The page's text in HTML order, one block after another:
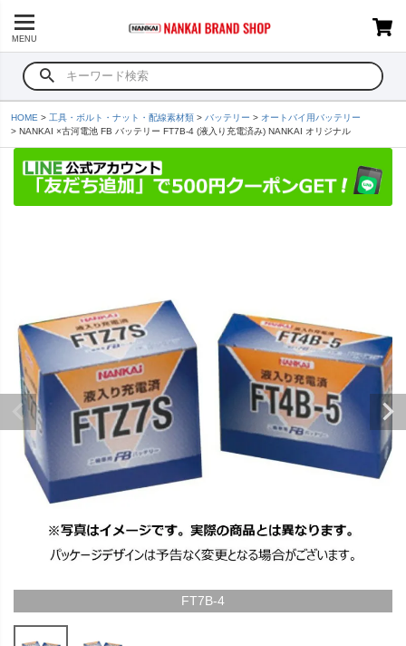
MENU
HOME 工具・ボルト・ナット・配線素材類 バッテリー
オートバイ用バッテリー
NANKAI ×古河電池 FB バッテリー FT7B-4 (液入り充電済み) NANKAI オリジナル
FT7B-4